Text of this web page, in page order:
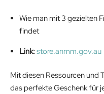
Wie man mit 3 gezielten
findet
Link:store.anmm.gov.au
Mit diesen Ressourcen und
das perfekte Geschenk für